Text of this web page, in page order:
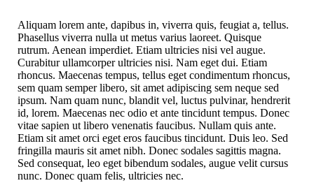
Aliquam lorem ante, dapibus in, viverra quis, feugiat a, tellus.
Phasellus viverra nulla ut metus varius laoreet. Quisque
rutrum. Aenean imperdiet. Etiam ultricies nisi vel augue.
Curabitur ullamcorper ultricies nisi. Nam eget dui. Etiam
rhoncus. Maecenas tempus, tellus eget condimentum rhoncus,
sem quam semper libero, sit amet adipiscing sem neque sed
ipsum. Nam quam nunc, blandit vel, luctus pulvinar, hendrerit
id, lorem. Maecenas nec odio et ante tincidunt tempus. Donec
vitae sapien ut libero venenatis faucibus. Nullam quis ante.
Etiam sit amet orci eget eros faucibus tincidunt. Duis leo. Sed
fringilla mauris sit amet nibh. Donec sodales sagittis magna.
Sed consequat, leo eget bibendum sodales, augue velit cursus
nunc. Donec quam felis, ultricies nec.